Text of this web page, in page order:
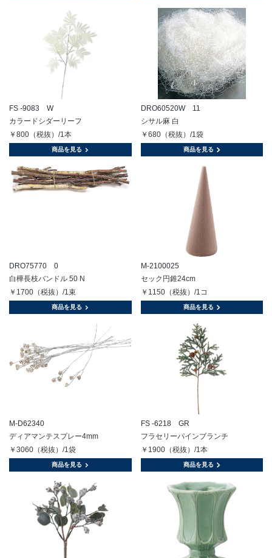
FS -9083 W
カラードシダーリーフ
￥800（税抜）/1本
商品を見る
DRO60520W 11
シサル麻 白
￥680（税抜）/1袋
商品を見る
DRO75770 0
白樺長枝バンドル 50 N
￥1700（税抜）/1束
商品を見る
M-2100025
セック円錐24cm
￥1150（税抜）/1コ
商品を見る
M-D62340
ディアマンテスプレー4mm
￥3060（税抜）/1袋
商品を見る
FS -6218 GR
フラセリーパインブランチ
￥1900（税抜）/1本
商品を見る